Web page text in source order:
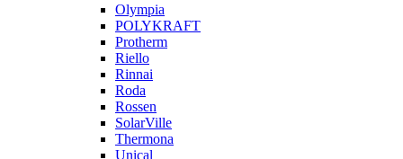
Olympia
POLYKRAFT
Protherm
Riello
Rinnai
Roda
Rossen
SolarVille
Thermona
Unical